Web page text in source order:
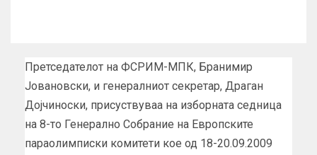
Претседателот на ФСРИМ-МПК, Бранимир
Јовановски, и генералниот секретар, Драган
Дојчиноски, присуствуваа на изборната седница
на 8-то Генерално Собрание на Европските
параолимписки комитети кое од 18-20.09.2009